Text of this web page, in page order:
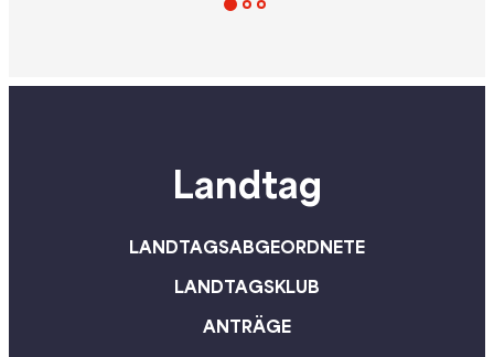
Landtag
LANDTAGSABGEORDNETE
LANDTAGSKLUB
ANTRÄGE